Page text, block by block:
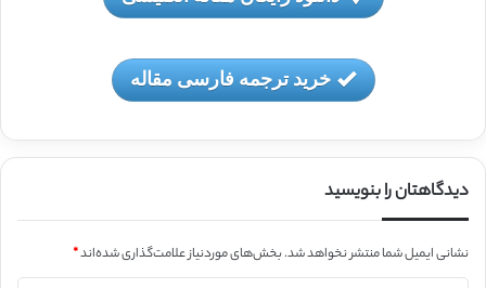
خرید ترجمه فارسی مقاله
دیدگاهتان را بنویسید
نشانی ایمیل شما منتشر نخواهد شد.بخش‌های موردنیاز علامت‌گذاری شده‌اند*